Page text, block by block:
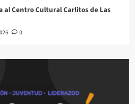
al Centro Cultural Carlitos de Las
0